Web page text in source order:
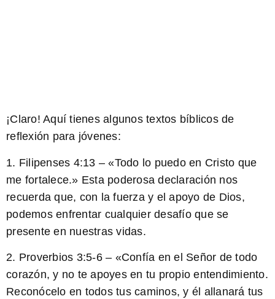
¡Claro! Aquí tienes algunos textos bíblicos de
reflexión para jóvenes:
1. Filipenses 4:13 – «Todo lo puedo en Cristo que
me fortalece.» Esta poderosa declaración nos
recuerda que, con la fuerza y el apoyo de Dios,
podemos enfrentar cualquier desafío que se
presente en nuestras vidas.
2. Proverbios 3:5-6 – «Confía en el Señor de todo
corazón, y no te apoyes en tu propio entendimiento.
Reconócelo en todos tus caminos, y él allanará tus